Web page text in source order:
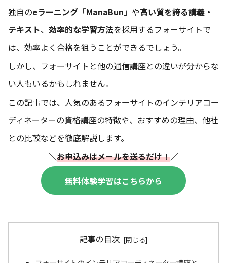
独自のeラーニング「ManaBun」 や高い質を誇る講義・
テキスト、 効率的な学習方法を採用するフォーサイトで
は、効率よく合格を狙うことができるでしょう。
しかし、フォーサイトと他の通信講座との違いが分からな
い人もいるかもしれません。
この記事では、人気のあるフォーサイトのインテリアコー
ディネーターの資格講座の特徴や、おすすめの理由、他社
との比較などを徹底解説します。
＼お申込みはメールを送るだけ！／
無料体験学習はこちらから
記事の目次